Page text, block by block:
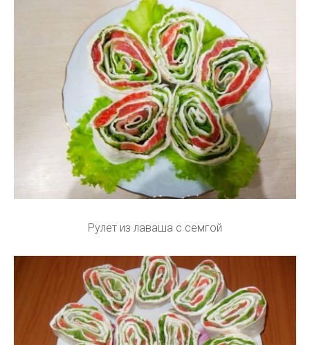
Рулет из лаваша с семгой